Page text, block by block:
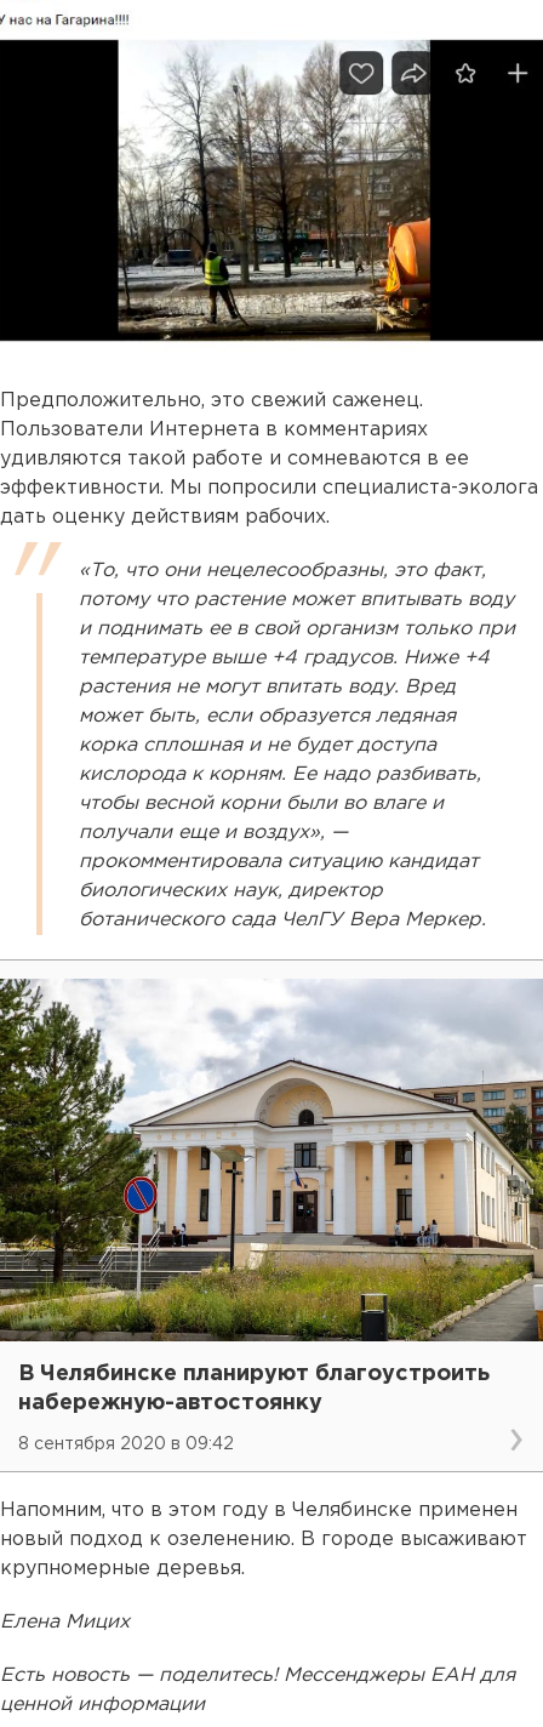
Предположительно, это свежий саженец.
Пользователи Интернета в комментариях
удивляются такой работе и сомневаются в ее
эффективности. Мы попросили специалиста-эколога
дать оценку действиям рабочих.
«То, что они нецелесообразны, это факт,
потому что растение может впитывать воду
и поднимать ее в свой организм только при
температуре выше +4 градусов. Ниже +4
растения не могут впитать воду. Вред
может быть, если образуется ледяная
корка сплошная и не будет доступа
кислорода к корням. Ее надо разбивать,
чтобы весной корни были во влаге и
получали еще и воздух», —
прокомментировала ситуацию кандидат
биологических наук, директор
ботанического сада ЧелГУ Вера Меркер.
В Челябинске планируют благоустроить
набережную-автостоянку
8 сентября 2020 в 09:42
Напомним, что в этом году в Челябинске применен
новый подход к озеленению. В городе высаживают
крупномерные деревья.
Елена Мицих
Есть новость — поделитесь! Мессенджеры ЕАН для
ценной информации